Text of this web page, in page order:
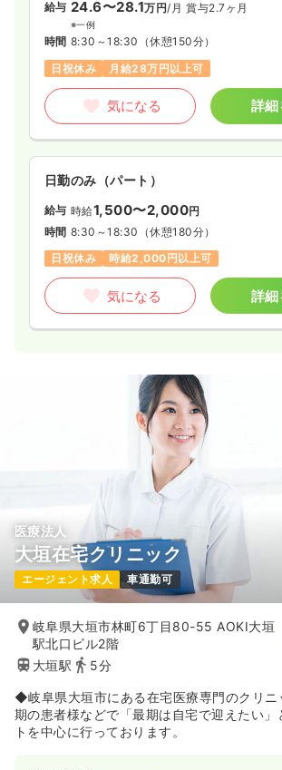
給与 24.6〜28.1万円/月 賞与2.7ヶ月
※一例
時間 8:30～18:30 （休憩150分）
日祝休み
月給28万円以上可
気になる 詳細
日勤のみ（パート）
給与 時給1,500〜2,000円
時間 8:30～18:30 （休憩180分）
日祝休み
時給2,000円以上可
気になる 詳細
医療法人
大垣在宅クリニック
エージェント求人 車通勤可
岐阜県大垣市林町6丁目80-55 AOKI大垣
駅北口ビル2階
大垣駅
5分
◆岐阜県大垣市にある在宅医療専門のクリニ
期の患者様などで「最期は自宅で迎えたい」
トを中心に行っております。